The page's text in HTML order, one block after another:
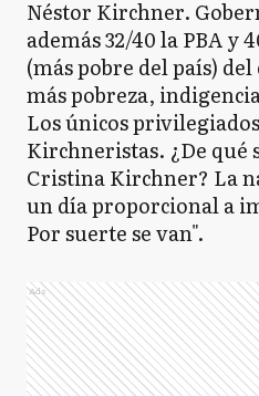
Néstor Kirchner.
además 32/40 la PBA y
(más pobre del país)
más pobreza,
Los únicos
Kirchneristas. ¿De qué
Cristina Kirchner? La
un día proporcional a
Por suerte se van".
Ads